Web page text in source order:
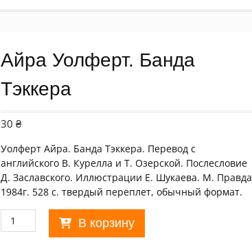
Айра Уолферт. Банда
Тэккера
30₴
Уолферт Айра. Банда Тэккера. Перевод с
английского В. Курелла и Т. Озерской. Послесловие
Д. Заславского. Иллюстрации Е. Шукаева. М. Правда
1984г. 528 с. твердый переплет, обычный формат.
Количество
товара
В корзину